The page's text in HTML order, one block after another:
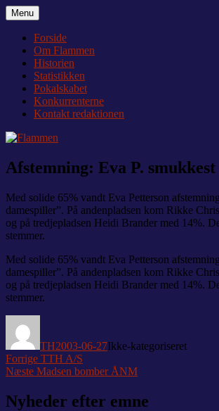
Videre
til
indhold
Flammen
Nyheder og debat om Team Tvis Holstebro
Menu
Forside
Om Flammen
Historien
Statistikken
Pokalskabet
Konkurrenterne
Kontakt redaktionen
Afstemning: Eva P. smukkest
Med solide 65% vandt Eva Petterson
damespiller”. På andenpladsen kom Rikke
og på tredjepladsen Heidi Brander med 14%.
stemmer.
Med solide 65% vandt Eva Petterson
damespiller”. På andenpladsen kom Rikke
og på tredjepladsen Heidi Brander med 14%.
stemmer.
TH2003-06-27Ikke-kategoriseret
Indlægsnavigation
Forrige Forrige
indlæg:
TTH A/S
Næste Næste
Madsen bomber ÅNM
Nyheder efter emne